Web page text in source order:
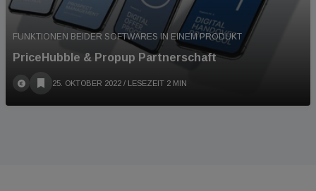
FUNKTIONEN BEIDER SOFTWARES IN EINEM PRODUKT
PriceHubble & Propup Partnerschaft
25. OKTOBER 2022 / LESEZEIT 2 MIN